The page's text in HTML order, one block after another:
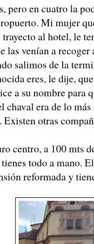
en cuatro la
Mi mujer
al hotel, le
las venían a
salimos de la
eres, le dije,
a su nombre para
chaval era de lo
otras
centro, a 100 mts
todo a mano.
reformada y